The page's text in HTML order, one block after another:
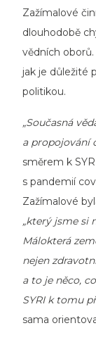
Zažímalové
dlouhodobě
vědních
jak je důležité
politikou.
„Současná
a propojování
směrem k
s pandemií
Zažímalové
„který jsme si
Málokterá
nejen
a to je něco,
SYRI k tomu
sama